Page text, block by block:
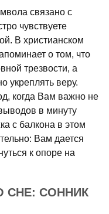
связано с
чувствуете
В христианском
о том, что
трезвости, а
укреплять веру.
когда Вам важно не
в минуту
с балкона в этом
Вам дается
к опоре на
СНЕ: СОННИК